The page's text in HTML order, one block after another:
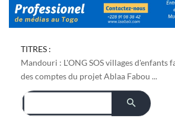
TITRES :
Mandouri : L'ONG SOS villages d'enfants
des comptes du projet Ablaa Fabou ...
projet de culture du bambou ...